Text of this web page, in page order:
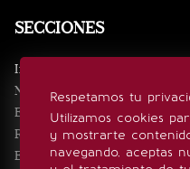
Respetamos tu
Utilizamos cookies
y mostrarte
navegando, aceptas
SECCIONES
Inicio
Noticias
Eventos
Realeza
Estilo de vida